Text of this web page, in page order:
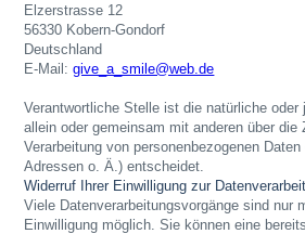
Elzerstrasse 12
56330 Kobern-Gondorf
Deutschland
E-Mail:give_a_smile@web.de
Verantwortliche Stelle ist die natürliche
allein oder gemeinsam mit anderen über die
Verarbeitung von personenbezogenen
Adressen o. Ä.) entscheidet.
Widerruf Ihrer Einwilligung zur
Viele Datenverarbeitungsvorgänge sind nur
Einwilligung möglich. Sie können eine